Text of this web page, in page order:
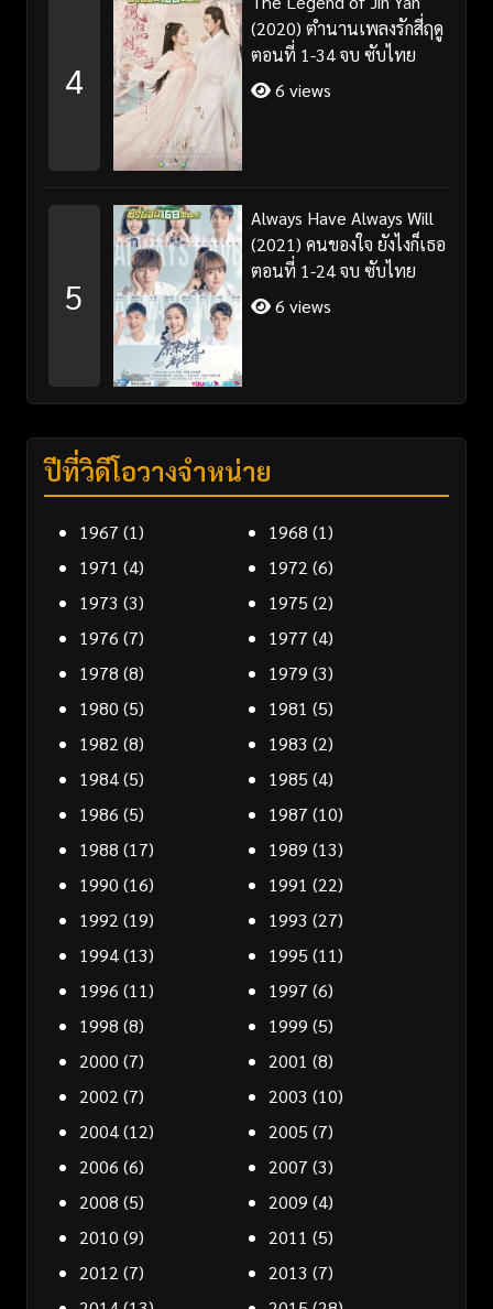
4
(2020) ตำนานเพลงรักสี่ฤดู
ตอนที่ 1-34 จบ ซับไทย
6 views
5
Always Have Always Will
(2021) คนของใจ ยังไงก็เธอ
ตอนที่ 1-24 จบ ซับไทย
6 views
ปีที่วิดีโอวางจำหน่าย
1967 (1) 1968 (1)
1971 (4) 1972 (6)
1973 (3) 1975 (2)
1976 (7) 1977 (4)
1978 (8) 1979 (3)
1980 (5) 1981 (5)
1982 (8) 1983 (2)
1984(5) 1985 (4)
1986 (5) 1987 (10)
1988 (17) 1989 (13)
1990 (16) 1991 (22)
1992 (19) 1993 (27)
1994(13) 1995 (11)
1996 (11) 1997 (6)
1998 (8) 1999 (5)
2000 (7) 2001 (8)
2002 (7) 2003 (10)
2004(12) 2005 (7)
2006 (6) 2007 (3)
2008 (5) 2009 (4)
2010 (9) 2011 (5)
2012 (7) 2013 (7)